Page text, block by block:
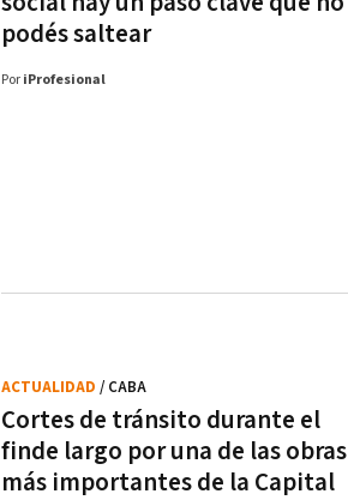
podés saltear
Por iProfesional
Cortes de tránsito durante el
finde largo por una de las obras
más importantes de la Capital
ACTUALIDAD / CABA